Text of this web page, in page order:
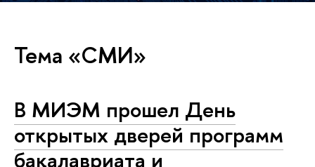
Тема «СМИ»
В МИЭМ прошел День
открытых дверей программ
бакалавриата и